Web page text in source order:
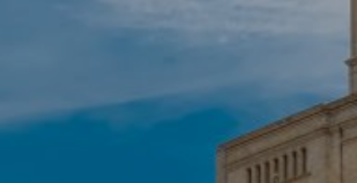
mitjançant aquest tipus de cookies s'utilitza en el
mesurament de l'activitat del web per a l'elaboració de
perfils de navegació dels usuaris per introduir millores en
funció de l'anàlisi de les dades d'ús que fan els usuaris del
servei. Permeten desar la informació de preferència de
l'usuari per millorar la qualitat dels nostres serveis i oferir
una millor experiència a través de productes recomanats.